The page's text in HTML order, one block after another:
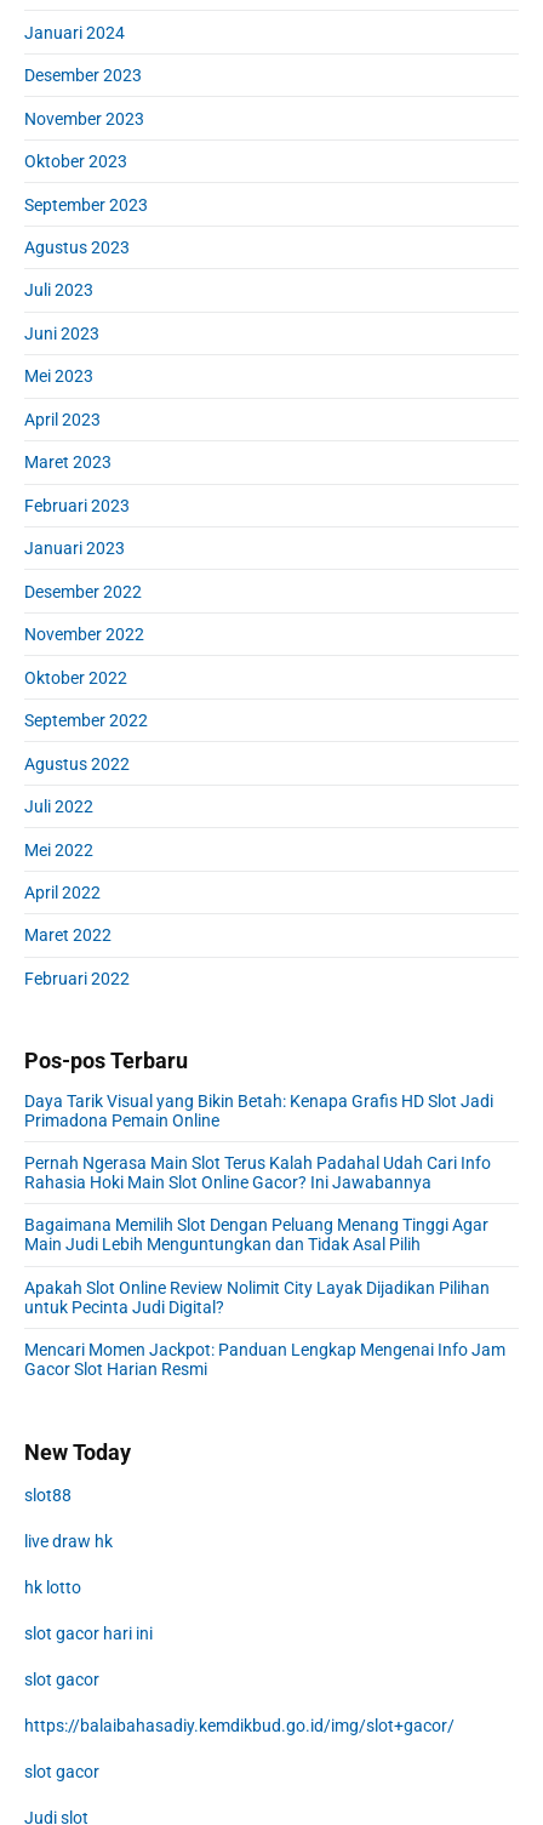
Januari 2024
Desember 2023
November 2023
Oktober 2023
September 2023
Agustus 2023
Juli 2023
Juni 2023
Mei 2023
April 2023
Maret 2023
Februari 2023
Januari 2023
Desember 2022
November 2022
Oktober 2022
September 2022
Agustus 2022
Juli 2022
Mei 2022
April 2022
Maret 2022
Februari 2022
Pos-pos Terbaru
Daya Tarik Visual yang Bikin Betah: Kenapa Grafis HD Slot Jadi
Primadona Pemain Online
Pernah Ngerasa Main Slot Terus Kalah Padahal Udah Cari Info
Rahasia Hoki Main Slot Online Gacor? Ini Jawabannya
Bagaimana Memilih Slot Dengan Peluang Menang Tinggi Agar
Main Judi Lebih Menguntungkan dan Tidak Asal Pilih
Apakah Slot Online Review Nolimit City Layak Dijadikan Pilihan
untuk Pecinta Judi Digital?
Mencari Momen Jackpot: Panduan Lengkap Mengenai Info Jam
Gacor Slot Harian Resmi
New Today
slot88
live draw hk
hk lotto
slot gacor hari ini
slot gacor
https://balaibahasadiy.kemdikbud.go.id/img/slot+gacor/
slot gacor
Judi slot